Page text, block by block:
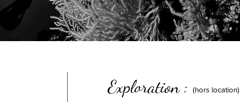
Exploration : (hors location)